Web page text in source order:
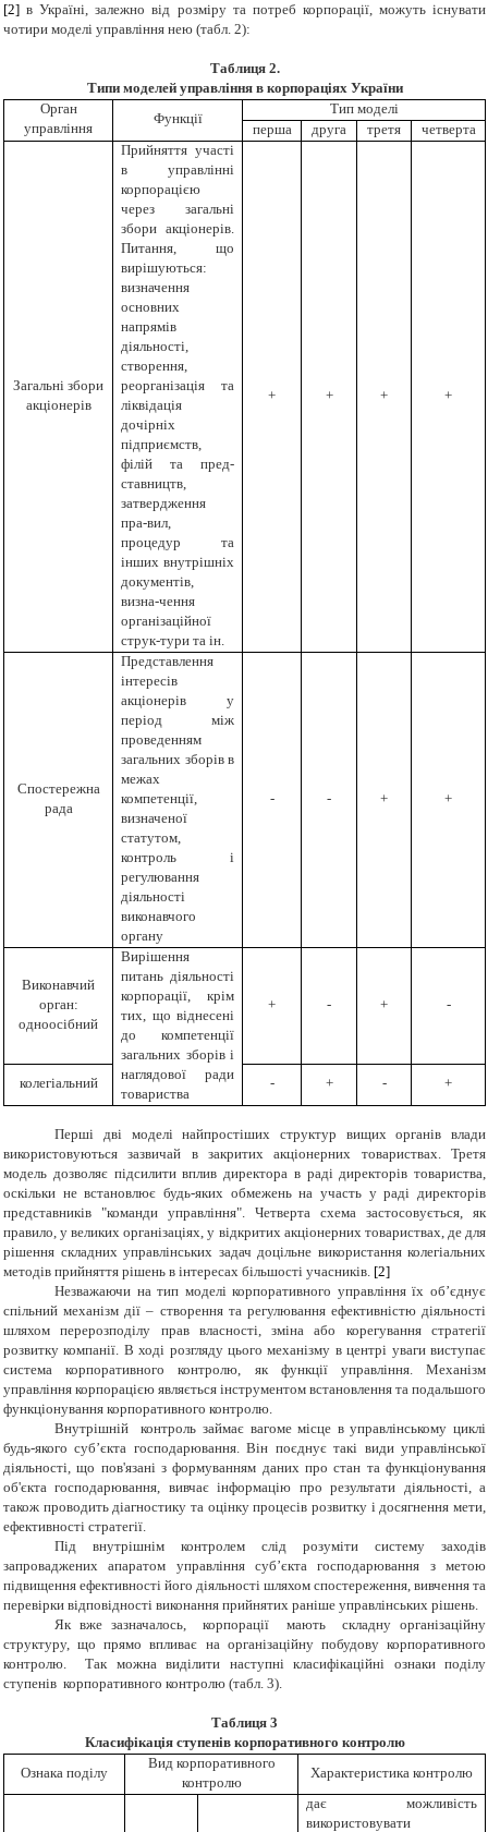
[2] в Україні, залежно від розміру та потреб корпорації, можуть існувати
чотири моделі управління нею (табл. 2):
Таблиця 2.
Типи моделей управління в корпораціях України
Орган
управління
Функції
Тип моделі
перша
друга третя четверта
Загальні збори
акціонерів
Прийняття участі
в управлінні
корпорацією
через загальні
збори акціонерів.
Питання, що
вирішуються:
визначення
основних
напрямів
діяльності,
створення,
реорганізація та
ліквідація
дочірніх
підприємств,
філій та пред-
ставництв,
затвердження
пра-вил,
процедур та
інших внутрішніх
документів,
визна-чення
організаційної
струк-тури та ін.
+ + + +
Спостережна
рада
Представлення
інтересів
акціонерів у
період між
проведенням
загальних зборів в
межах
компетенції,
визначеної
статутом,
контроль і
регулювання
діяльності
виконавчого
органу
- - + +
Виконавчий
орган:
одноосібний
Вирішення
питань діяльності
корпорації, крім
тих, що віднесені
до компетенції
загальних зборів і
наглядової ради
товариства
+ - + -
колегіальний - + - +
Перші дві моделі найпростіших структур вищих органів влади
використовуються зазвичай в закритих акціонерних товариствах. Третя
модель дозволяє підсилити вплив директора в раді директорів товариства,
оскільки не встановлює будь-яких обмежень на участь у раді директорів
представників "команди управління". Четверта схема застосовується, як
правило, у великих організаціях, у відкритих акціонерних товариствах, де для
рішення складних управлінських задач доцільне використання колегіальних
методів прийняття рішень в інтересах більшості учасників. [2]
Незважаючи на тип моделі корпоративного управління їх об’єднує
спільний механізм дії – створення та регулювання ефективністю діяльності
шляхом перерозподілу прав власності, зміна або корегування стратегії
розвитку компанії. В ході розгляду цього механізму в центрі уваги виступає
система корпоративного контролю, як функції управління. Механізм
управління корпорацією являється інструментом встановлення та подальшого
функціонування корпоративного контролю.
Внутрішній контроль займає вагоме місце в управлінському циклі
будь-якого суб’єкта господарювання. Він поєднує такі види управлінської
діяльності, що пов'язані з формуванням даних про стан та функціонування
об'єкта господарювання, вивчає інформацію про результати діяльності, а
також проводить діагностику та оцінку процесів розвитку і досягнення мети,
ефективності стратегії.
Під внутрішнім контролем слід розуміти систему заходів
запроваджених апаратом управління суб’єкта господарювання з метою
підвищення ефективності його діяльності шляхом спостереження, вивчення та
перевірки відповідності виконання прийнятих раніше управлінських рішень.
Як вже зазначалось, корпорації мають складну організаційну
структуру, що прямо впливає на організаційну побудову корпоративного
контролю. Так можна виділити наступні класифікаційні ознаки поділу
ступенів корпоративного контролю (табл. 3).
Таблиця 3
Класифікація ступенів корпоративного контролю
Ознака поділу
Вид корпоративного
контролю
Характеристика контролю
дає можливість
використовувати